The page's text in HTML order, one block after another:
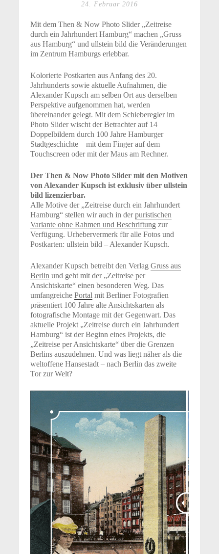
24. Februar 2016
Mit dem Then & Now Photo Slider „Zeitreise
durch ein Jahrhundert Hamburg“ machen „Gruss
aus Hamburg“ und ullstein bild die Veränderungen
im Zentrum Hamburgs erlebbar.
Kolorierte Postkarten aus Anfang des 20.
Jahrhunderts sowie aktuelle Aufnahmen, die
Alexander Kupsch am selben Ort aus derselben
Perspektive aufgenommen hat, werden
übereinander gelegt. Mit dem Schieberegler im
Photo Slider wischt der Betrachter auf 14
Doppelbildern durch 100 Jahre Hamburger
Stadtgeschichte – mit dem Finger auf dem
Touchscreen oder mit der Maus am Rechner.
Der Then & Now Photo Slider mit den Motiven
von Alexander Kupsch ist exklusiv über ullstein
bild lizenzierbar.
Alle Motive der „Zeitreise durch ein Jahrhundert
Hamburg“ stellen wir auch in derpuristischen
Variante ohne Rahmen und Beschriftung zur
Verfügung. Urhebervermerk für alle Fotos und
Postkarten: ullstein bild – Alexander Kupsch.
Alexander Kupsch betreibt den VerlagGruss aus
Berlin und geht mit der „Zeitreise per
Ansichtskarte“ einen besonderen Weg. Das
umfangreichePortal mit Berliner Fotografien
präsentiert 100 Jahre alte Ansichtskarten als
fotografische Montage mit der Gegenwart. Das
aktuelle Projekt „Zeitreise durch ein Jahrhundert
Hamburg“ ist der Beginn eines Projekts, die
„Zeitreise per Ansichtskarte“ über die Grenzen
Berlins auszudehnen. Und was liegt näher als die
weltoffene Hansestadt – nach Berlin das zweite
Tor zur Welt?